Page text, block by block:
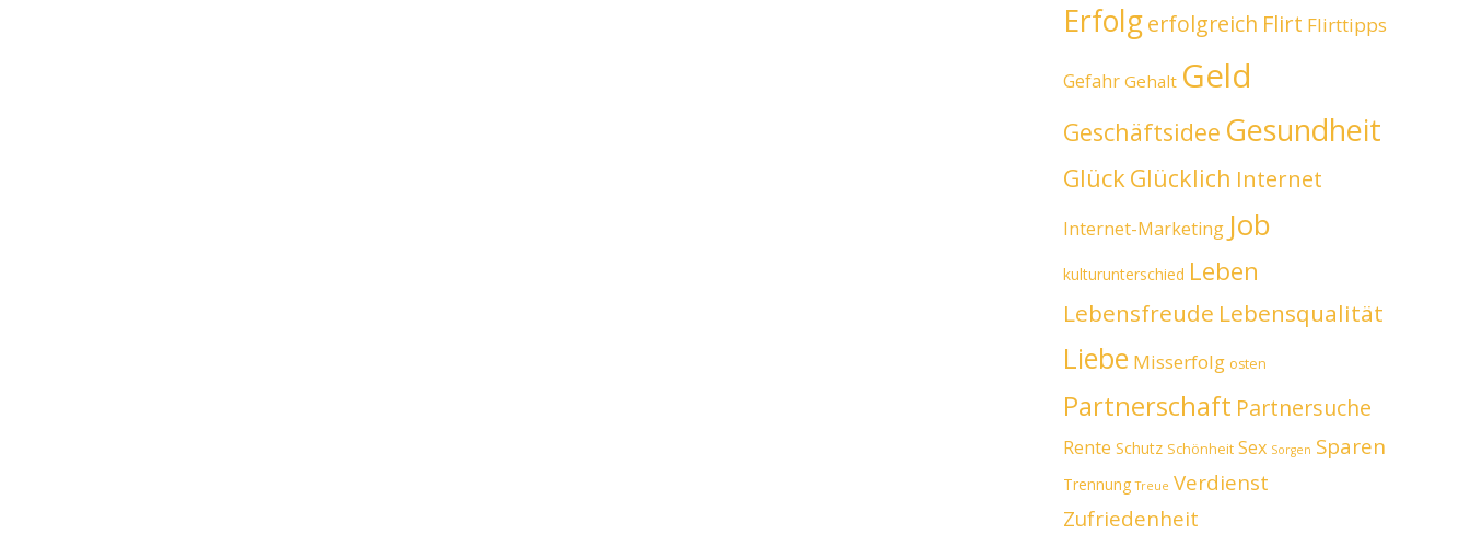
Erfolgerfolgreich Flirt Flirttipps
Gefahr Gehalt Geld
Geschäftsidee Gesundheit
GlückGlücklich Internet
Internet-Marketing Job
kulturunterschied Leben
Lebensfreude Lebensqualität
Liebe Misserfolg osten
Partnerschaft Partnersuche
Rente Schutz Schönheit Sex Sorgen Sparen
Trennung Treue Verdienst
Zufriedenheit